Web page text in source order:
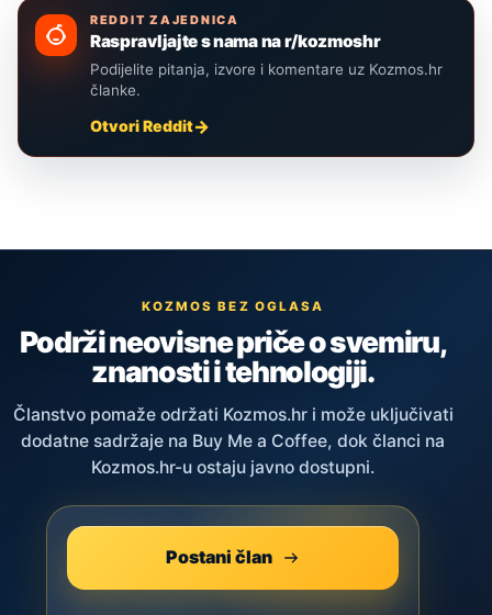
REDDIT ZAJEDNICA
Raspravljajte s nama na r/kozmoshr
Podijelite pitanja, izvore i komentare uz Kozmos.hr
članke.
Otvori Reddit
KOZMOS BEZ OGLASA
Podrži neovisne priče o svemiru,
znanosti i tehnologiji.
Članstvo pomaže održati Kozmos.hr i može uključivati
dodatne sadržaje na Buy Me a Coffee, dok članci na
Kozmos.hr-u ostaju javno dostupni.
Postani član